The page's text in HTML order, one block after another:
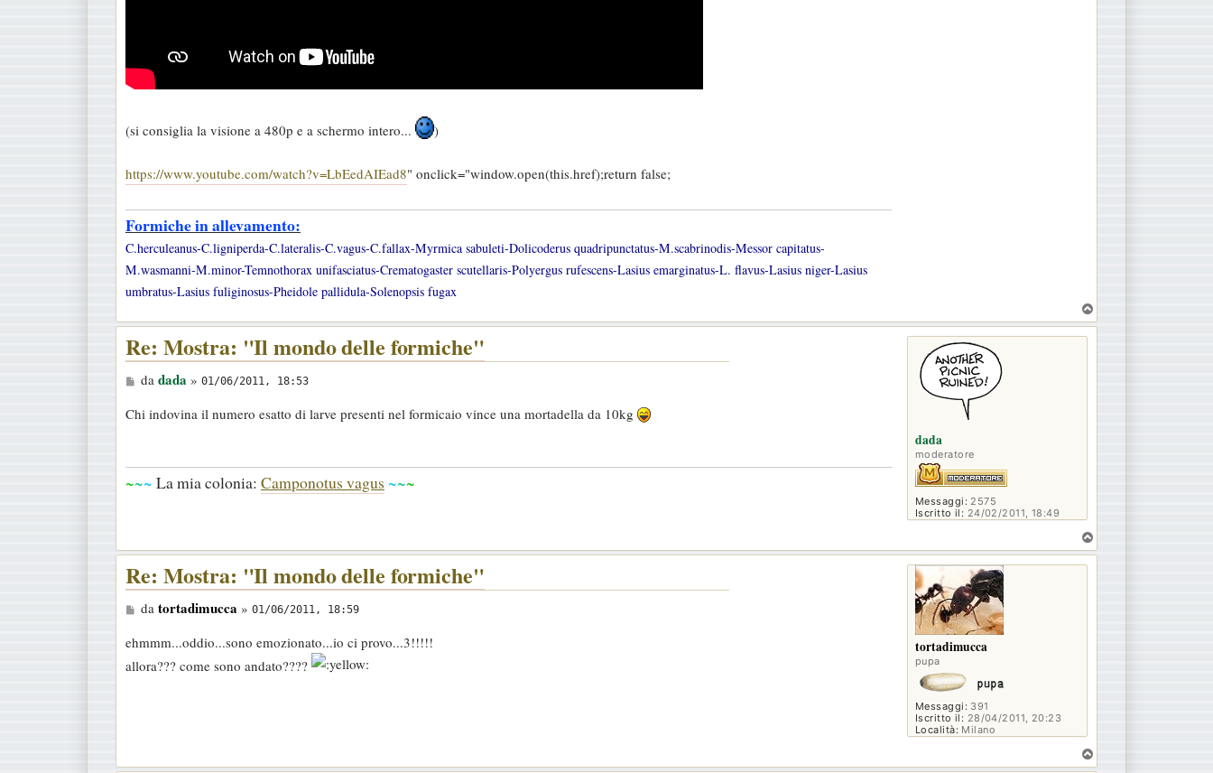
(si consiglia la visione a 480p e a schermo intero... )
https://www.youtube.com/watch?v=LbEedAIEad8" onclick="window.open(this.href);return false;
Formiche in allevamento:
C.herculeanus-C.ligniperda-C.lateralis-C.vagus-C.fallax-Myrmica sabuleti-Dolicoderus quadripunctatus-M.scabrinodis-Messor capitatus-
M.wasmanni-M.minor-Temnothorax unifasciatus-Crematogaster scutellaris-Polyergus rufescens-Lasius emarginatus-L. flavus-Lasius niger-Lasius
umbratus-Lasius fuliginosus-Pheidole pallidula-Solenopsis fugax
o
dada
moderatore
Messaggi: 2575
Iscritto il: 24/02/2011, 18:49
Re: Mostra: "Il mondo delle formiche"
M
s
a
g
o
da dada » 01/06/2011, 18:53
Chi indovina il numero esatto di larve presenti nel formicaio vince una mortadella da 10kg
~~~ La mia colonia: Camponotus vagus ~~~
o
tortadimucca
pupa
Messaggi: 391
Iscritto il: 28/04/2011, 20:23
Località: Milano
Re: Mostra: "Il mondo delle formiche"
M
s
s
da tortadimucca » 01/06/2011, 18:59
ehmmm...oddio...sono emozionato...io ci provo...3!!!!!
allora??? come sono andato????
o